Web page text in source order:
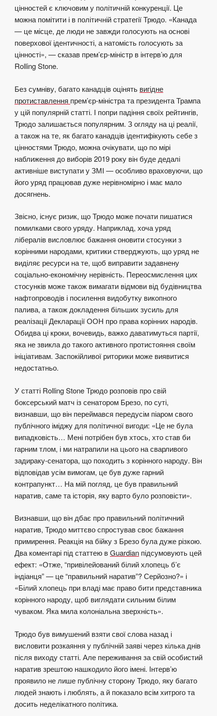
цінностей є ключовим у політичній конкуренції. Це
можна помітити і в політичній стратегії Трюдо. «Канада
— це місце, де люди не завжди голосують на основі
поверхової ідентичності, а натомість голосують за
цінності», — сказав прем’єр-міністр в інтерв’ю для
Rolling Stone.
Без сумніву, багато канадців оцінять вигідне
протиставлення прем’єр-міністра та президента Трампа
у цій популярній статті. І попри падіння своїх рейтингів,
Трюдо залишається популярним. З огляду на ці реалії,
а також на те, як багато канадців ідентифікують себе з
цінностями Трюдо, можна очікувати, що по мірі
наближення до виборів 2019 року він буде дедалі
активніше виступати у ЗМІ — особливо враховуючи, що
його уряд працював дуже нерівномірно і має мало
досягнень.
Звісно, існує ризик, що Трюдо може почати пишатися
помилками свого уряду. Наприклад, хоча уряд
лібералів висловлює бажання оновити стосунки з
корінними народами, критики стверджують, що уряд не
виділяє ресурси на те, щоб виправити задавнену
соціально-економічну нерівність. Переосмислення цих
стосунків може також вимагати відмови від будівництва
нафтопроводів і посилення видобутку викопного
палива, а також докладення більших зусиль для
реалізації Декларації ООН про права корінних народів.
Обидва ці кроки, вочевидь, важко даватимуться партії,
яка не звикла до такого активного протистояння своїм
ініціативам. Заспокійливої риторики може виявитися
недостатньо.
У статті Rolling Stone Трюдо розповів про свій
боксерський матч із сенатором Брезо, по суті,
визнавши, що він переймався передусім піаром свого
публічного іміджу для політичної вигоди: «Це не була
випадковість… Мені потрібен був хтось, хто став би
гарним тлом, і ми натрапили на цього на сварливого
задираку-сенатора, що походить з корінного народу. Він
відповідав усім вимогам, це був дуже гарний
контрапункт… На мій погляд, це був правильний
наратив, саме та історія, яку варто було розповісти».
Визнавши, що він дбає про правильний політичний
наратив, Трюдо миттєво спростував своє бажання
примирення. Реакція на бійку з Брезо була дуже різкою.
Два коментарі під статтею вGuardian підсумовують цей
ефект: «Отже, “привілейований білий хлопець б’є
індіанця” — це “правильний наратив”? Серйозно?» і
«Білий хлопець при владі має право бити представника
корінного народу, щоб виглядати сильним білим
чуваком. Яка мила колоніальна зверхність».
Трюдо був вимушений взяти свої слова назад і
висловити розкаяння у публічній заяві через кілька днів
після виходу статті. Але переживання за свій особистий
наратив зрештою нашкодило його імені. Інтерв’ю
проявило не лише публічну сторону Трюдо, яку багато
людей знають і люблять, а й показало всім хитрого та
досить неделікатного політика.